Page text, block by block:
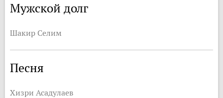
Мужской долг
Шакир Селим
Песня
Хизри Асадулаев